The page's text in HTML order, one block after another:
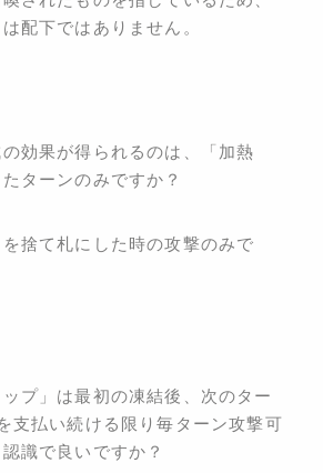
配下ではありません。
の効果が得られるのは、「加熱
ターンのみですか？
捨て札にした時の攻撃のみで
ップ」は最初の凍結後、次のター
支払い続ける限り毎ターン攻撃可
識で良いですか？